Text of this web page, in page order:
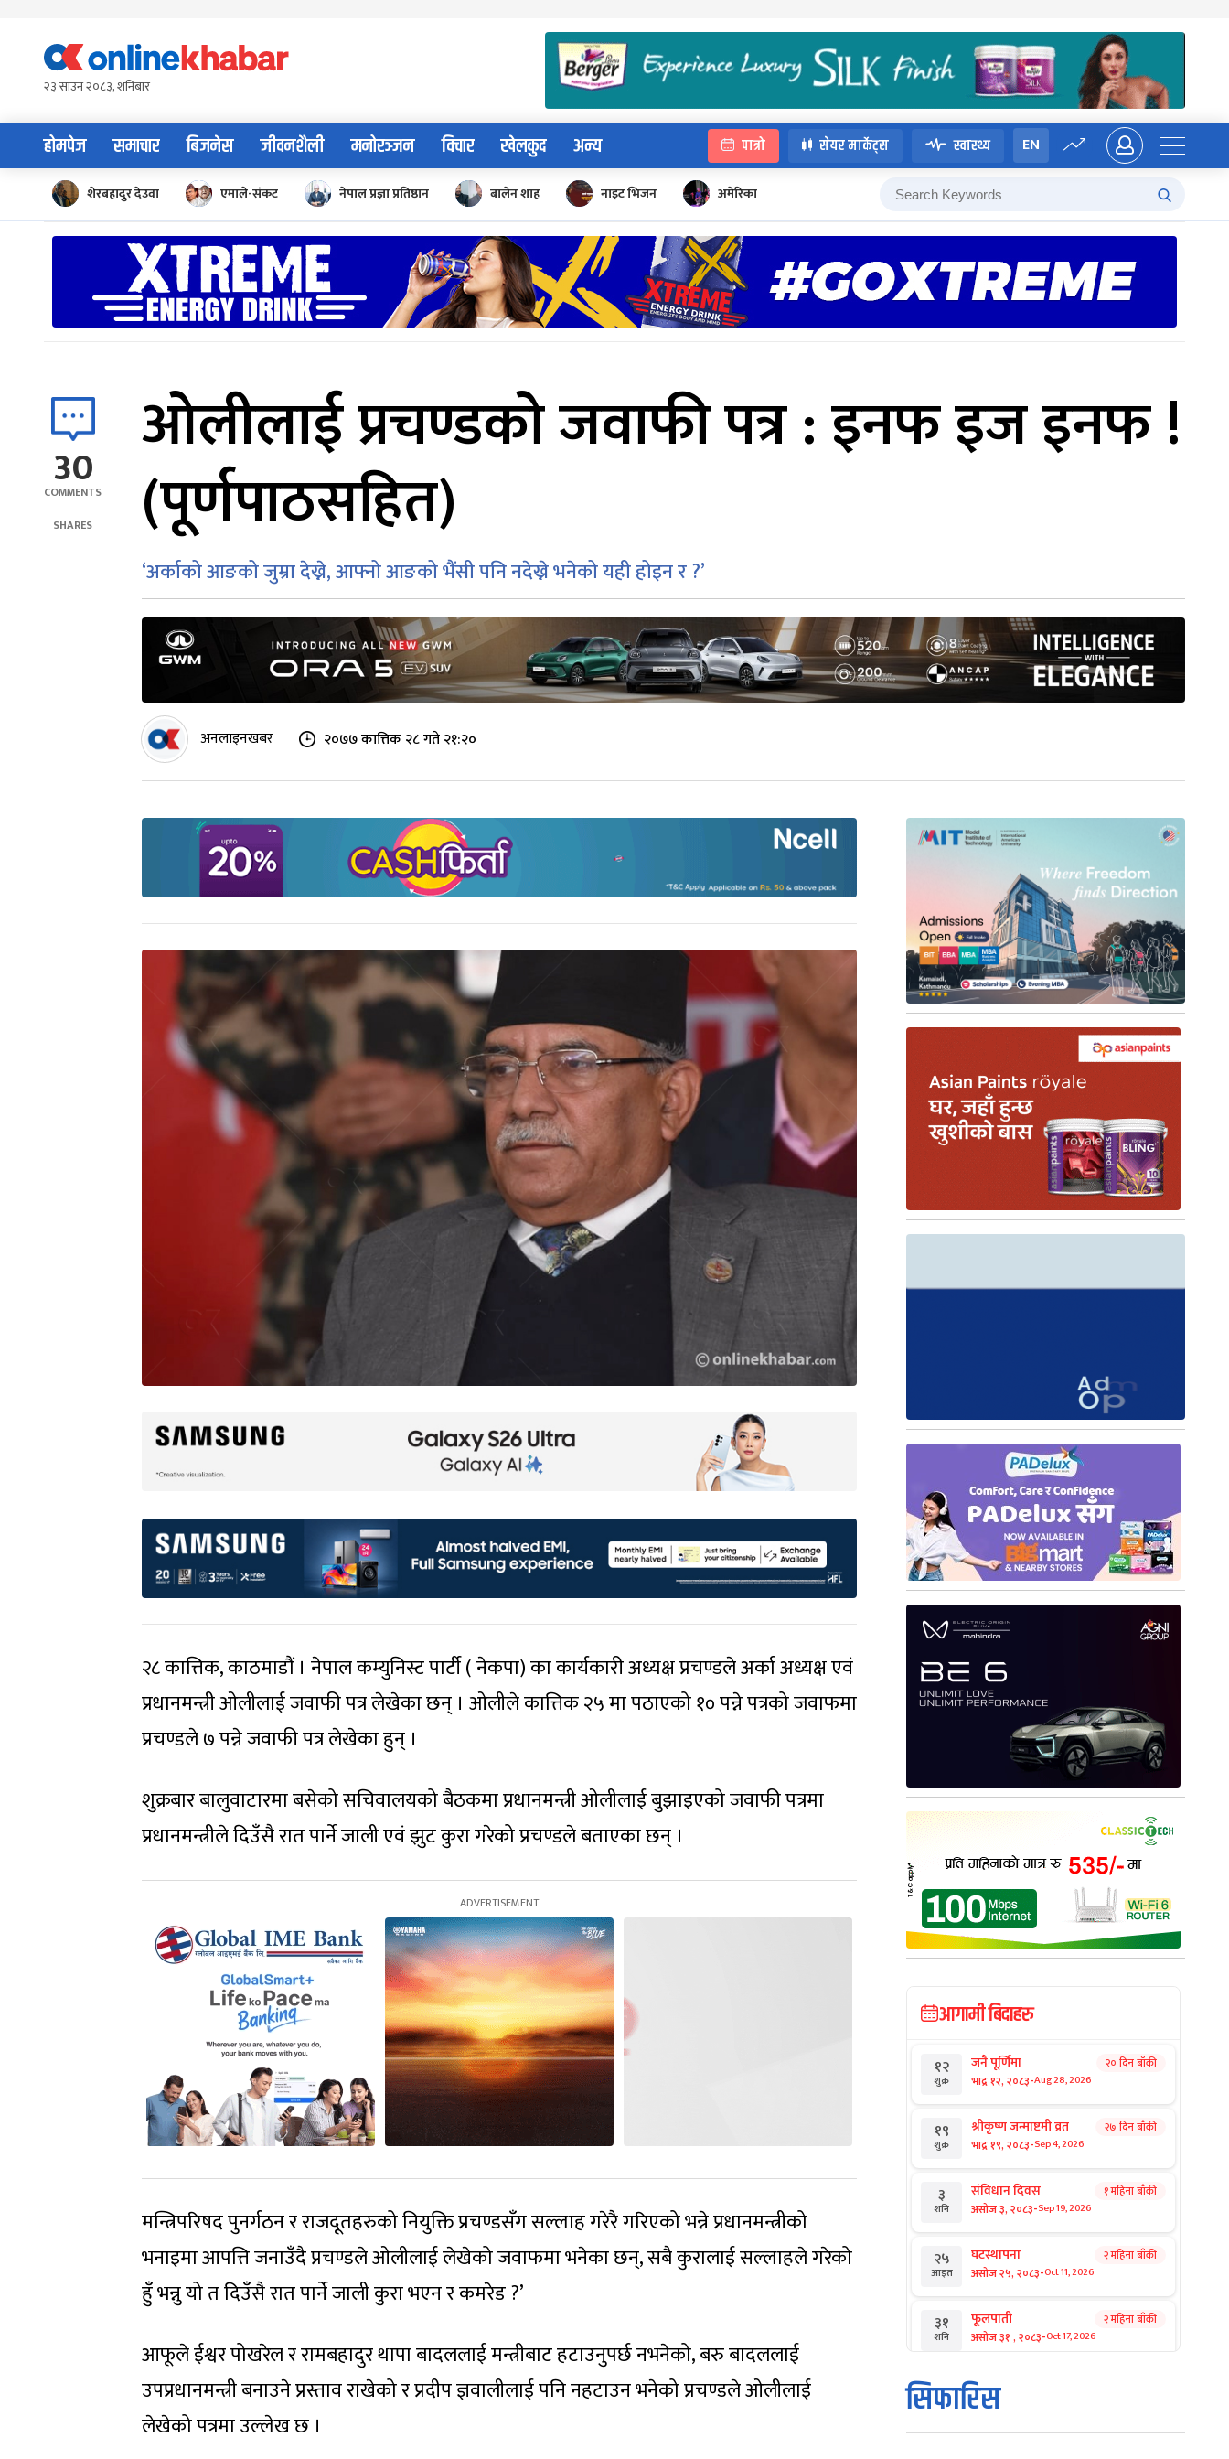
content२३ साउन २०८३, शनिबार
होमपेज समाचार बिजनेस जीवनशैली मनोरञ्जन विचार खेलकुद अन्य पात्रो सेयर मार्केट्स स्वास्थ्य EN
शेरबहादुर देउवा एमाले-संकट नेपाल प्रज्ञा प्रतिष्ठान बालेन शाह नाइट भिजन अमेरिका
30
COMMENTS
SHARES
ओलीलाई प्रचण्डको जवाफी पत्र : इनफ इज इनफ !
(पूर्णपाठसहित)
‘अर्काको आङको जुम्रा देख्ने, आफ्नो आङको भैंसी पनि नदेख्ने भनेको यही होइन र ?’
अनलाइनखबर २०७७ कात्तिक २८ गते २१:२०
२८ कात्तिक, काठमाडौं । नेपाल कम्युनिस्ट पार्टी ( नेकपा) का कार्यकारी अध्यक्ष प्रचण्डले अर्का अध्यक्ष एवं
प्रधानमन्त्री ओलीलाई जवाफी पत्र लेखेका छन् । ओलीले कात्तिक २५ मा पठाएको १० पन्ने पत्रको जवाफमा
प्रचण्डले ७ पन्ने जवाफी पत्र लेखेका हुन् ।
शुक्रबार बालुवाटारमा बसेको सचिवालयको बैठकमा प्रधानमन्त्री ओलीलाई बुझाइएको जवाफी पत्रमा
प्रधानमन्त्रीले दिउँसै रात पार्ने जाली एवं झुट कुरा गरेको प्रचण्डले बताएका छन् ।
मन्त्रिपरिषद पुनर्गठन र राजदूतहरुको नियुक्ति प्रचण्डसँग सल्लाह गरेरै गरिएको भन्ने प्रधानमन्त्रीको
भनाइमा आपत्ति जनाउँदै प्रचण्डले ओलीलाई लेखेको जवाफमा भनेका छन्, सबै कुरालाई सल्लाहले गरेको
हुँ भन्नु यो त दिउँसै रात पार्ने जाली कुरा भएन र कमरेड ?’
आफूले ईश्वर पोखरेल र रामबहादुर थापा बादललाई मन्त्रीबाट हटाउनुपर्छ नभनेको, बरु बादललाई
उपप्रधानमन्त्री बनाउने प्रस्ताव राखेको र प्रदीप ज्ञवालीलाई पनि नहटाउन भनेको प्रचण्डले ओलीलाई
लेखेको पत्रमा उल्लेख छ ।
आगामी बिदाहरु
१२
शुक्र
जनै पूर्णिमा
भाद्र १२, २०८३-Aug 28, 2026
२० दिन बाँकी
१९
शुक्र
श्रीकृष्ण जन्माष्टमी व्रत
भाद्र १९, २०८३-Sep 4, 2026
२७ दिन बाँकी
३
शनि
संविधान दिवस
असोज ३, २०८३-Sep 19, 2026
१ महिना बाँकी
२५
आइत
घटस्थापना
असोज २५, २०८३-Oct 11, 2026
२ महिना बाँकी
३१
शनि
फूलपाती
असोज ३१ , २०८३-Oct 17, 2026
२ महिना बाँकी
१
आइत
कार्तिक सङ्क्रान्ति
कार्तिक १, २०८३
सिफारिस